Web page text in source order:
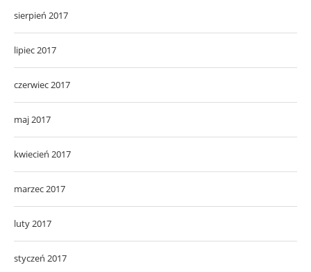
sierpień 2017
lipiec 2017
czerwiec 2017
maj 2017
kwiecień 2017
marzec 2017
luty 2017
styczeń 2017